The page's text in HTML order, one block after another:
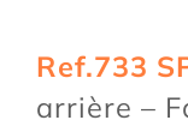
Ref.733
arrière –